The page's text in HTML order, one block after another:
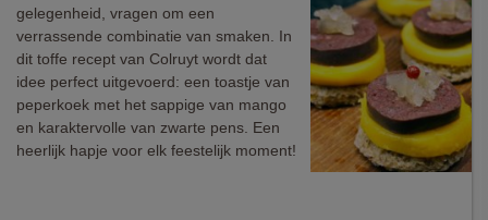
gelegenheid, vragen om een
verrassende combinatie van smaken. In
dit toffe recept van Colruyt wordt dat
idee perfect uitgevoerd: een toastje van
peperkoek met het sappige van mango
en karaktervolle van zwarte pens. Een
heerlijk hapje voor elk feestelijk moment!